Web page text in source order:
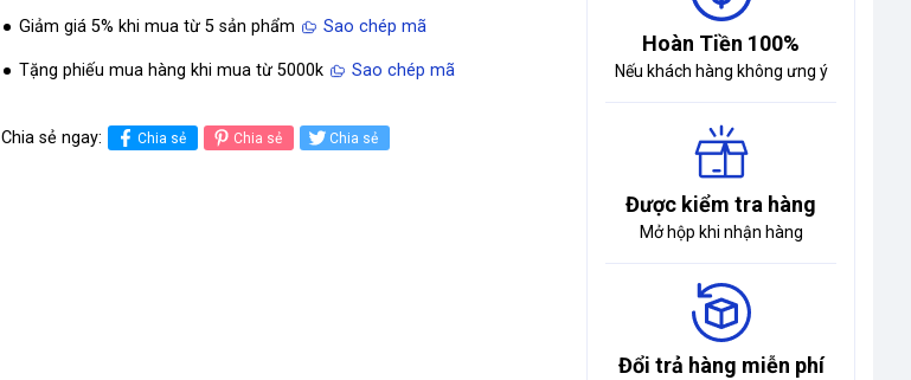
Giảm giá 5% khi mua từ 5 sản phẩm Sao chép mã
Tặng phiếu mua hàng khi mua từ 5000k Sao chép mã
Chia sẻ ngay: Chia sẻ Chia sẻ Chia sẻ
Hoàn Tiền 100%
Nếu khách hàng không ưng ý
Được kiểm tra hàng
Mở hộp khi nhận hàng
Đổi trả hàng miễn phí